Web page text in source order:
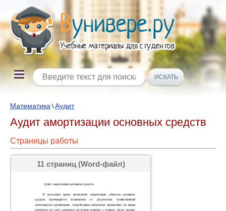
Математика \Аудит
Аудит амортизации основных средств
Страницы работы
11 страниц (Word-файл)